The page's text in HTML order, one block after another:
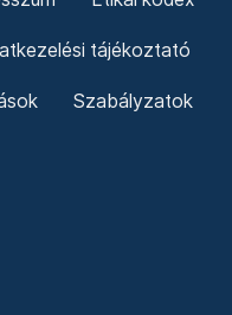
tájékoztató
Szabályzatok